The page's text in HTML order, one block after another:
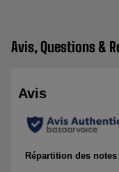
Avis, Questions &